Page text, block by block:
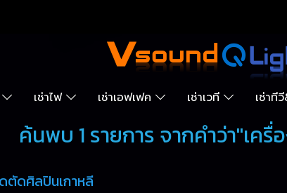
เช่าไฟ เช่าเอฟเฟค เช่าเวที เช่าที
ค้นพบ 1 รายการ จากคำว่า"เครื่
ตัดศิลปินเกาหลี